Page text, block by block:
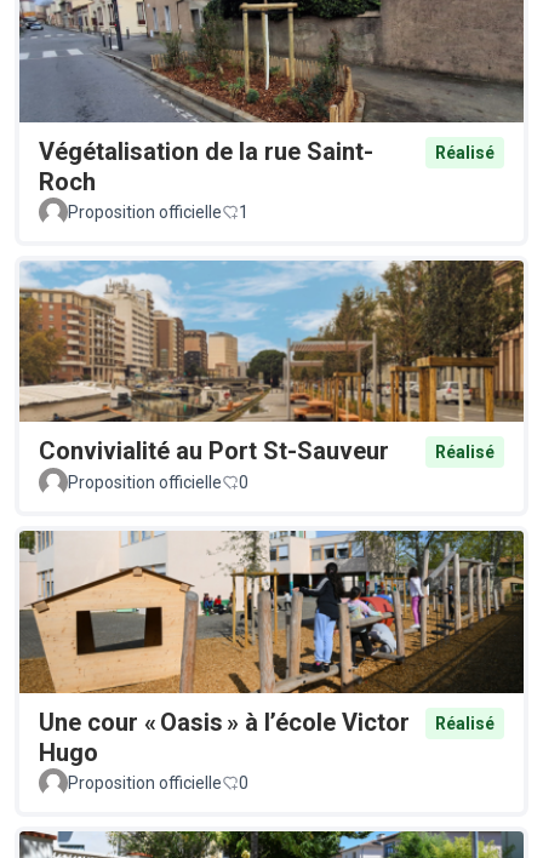
Végétalisation de la rue Saint-
Roch
Réalisé
Proposition officielle 1
Convivialité au Port St-Sauveur
Réalisé
Proposition officielle
0
Une cour « Oasis » à l’école Victor
Hugo
Réalisé
Proposition officielle 0